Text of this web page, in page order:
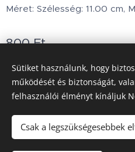
Méret: Szélesség: 11.00 cm,
800Ft
Minden jog fenntartva ©
Sütiket használunk, hogy
működését és biztonságát,
felhasználói élményt kínáljuk
Csak a legszükségesebbek